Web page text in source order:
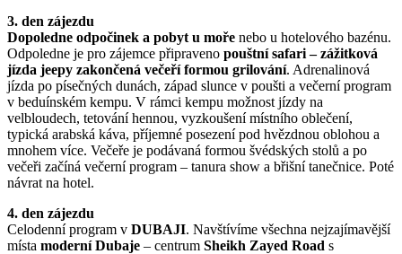
3. den zájezdu
Dopoledne odpočinek a pobyt u moře nebo u hotelového bazénu.
Odpoledne je pro zájemce připraveno pouštní safari – zážitková
jízda jeepy zakončená večeří formou grilování. Adrenalinová
jízda po písečných dunách, západ slunce v poušti a večerní program
v beduínském kempu. V rámci kempu možnost jízdy na
velbloudech, tetování hennou, vyzkoušení místního oblečení,
typická arabská káva, příjemné posezení pod hvězdnou oblohou a
mnohem více. Večeře je podávaná formou švédských stolů a po
večeři začíná večerní program – tanura show a břišní tanečnice. Poté
návrat na hotel.
4. den zájezdu
Celodenní program v DUBAJI. Navštívíme všechna nejzajímavější
místa moderní Dubaje – centrum Sheikh Zayed Road s